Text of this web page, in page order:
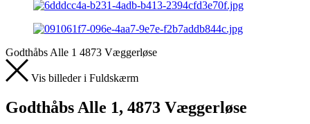
Godthåbs Alle 1 4873 Væggerløse
Vis billeder i Fuldskærm
Godthåbs Alle 1, 4873 Væggerløse